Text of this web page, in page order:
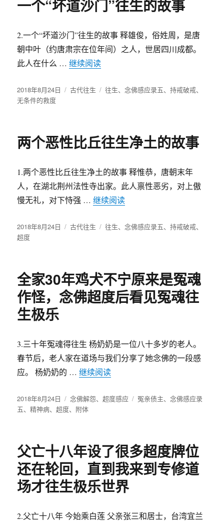
一个“坏道沙门”往生的故事
2.一个“坏道沙门”往生的故事 释雄俊，俗姓周，是唐
朝中叶（约唐肃宗在位年间）之人，世居四川成都。
此人在什么 …继续阅读
发
布
2018年8月24日
分
古代往生
标
往生、念佛感应录五、持戒破戒、
无条件的救度
两个恶性比丘往生净土的故事
1.两个恶性比丘往生净土的故事 释惟恭，唐朝末年
人，在湖北荆州法性寺出家。此人禀性恶劣，对上傲
慢无礼，对下恃强 …继续阅读
发
布
2018年8月24日
分
古代往生
标
往生、念佛感应录五、持戒破戒、
超度
全家30年鸡犬不宁原来是冤魂
作怪，念佛超度后看见冤魂往
生极乐
3.三十年冤魂得往生 杨奶奶是一位八十多岁的老人。
春节后，老人家在道场与我们分享了她念佛的一段感
应。 杨奶奶的 …继续阅读
发
布
2018年8月24日
分
类
念佛解怨、超度感应
标
冤亲债主、念佛感应录
五、精神病、超度、 附体
父亡十八年设了很多超度牌位
还在轮回，直到我来到专修道
场才往生极乐世界
2.父亡十八年 今始乘白莲 父亲张三和居士，台湾宜兰